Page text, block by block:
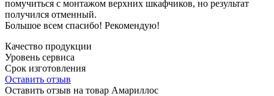
помучиться с монтажом верхних шкафчиков, но результат
получился отменный.
Большое всем спасибо! Рекомендую!
Качество продукции
Уровень сервиса
Срок изготовления
Оставить отзыв
Оставить отзыв на товар Амариллос